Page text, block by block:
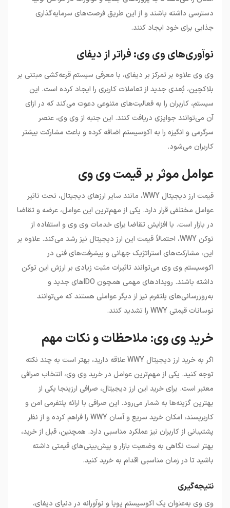
دسترسی داشته باشند و از این طریق فرصت‌های سرمایه‌گذاری
جذابی برای خود ایجاد کنند.
نوآوری‌های وی وی: فراتر از دیفای
وی وی علاوه بر تمرکز بر دیفای، با معرفی سیستم قرعه‌کشی مبتنی بر
بلاکچین، بُعدی جدید از تعاملات کاربری را ایجاد کرده است. این
سیستم، کاربران را به فعالیت‌های متنوعی دعوت می‌کند که در ازای
آن می‌توانند جوایزی دریافت کنند. این جنبه از وی وی، عنصر
سرگرمی و انگیزه را به اکوسیستم اضافه کرده و باعث مشارکت بیشتر
کاربران می‌شود.
عوامل موثر بر قیمت وی وی
قیمت ارز دیجیتال WWY، مانند سایر ارزهای دیجیتال، تحت تاثیر
عوامل مختلفی قرار دارد. یکی از مهم‌ترین این عوامل، عرضه و تقاضا
در بازار است. با افزایش تقاضا برای خدمات وی وی و استفاده از
توکن WWY، احتمالاً قیمت این ارز دیجیتال نیز رشد می‌کند. علاوه بر
این، مشارکت‌های استراتژیک جهانی و پیشرفت‌های فنی در
اکوسیستم وی وی می‌توانند تاثیرات مثبت زیادی بر ارزش این توکن
داشته باشند. رویدادهای مهمی همچون IDOهای جدید و
به‌روزرسانی‌های پلتفرم نیز از دیگر عواملی هستند که می‌توانند
نوسانات قیمتی WWY را تشدید کنند.
خرید وی وی: ملاحظات و نکات مهم
اگر به خرید ارز دیجیتال WWY علاقه دارید، بهتر است به چند نکته
توجه کنید. یکی از مهم‌ترین عوامل در خرید وی وی، انتخاب صرافی
معتبر است. برای خرید این ارز دیجیتال، صرافی ارزینجا یکی از
بهترین گزینه‌ها به شمار می‌رود. این صرافی با ارائه پلتفرمی امن و
کاربرپسند، امکان خرید سریع و آسان WWY را فراهم کرده و از نظر
پشتیبانی از کاربران نیز عملکرد مناسبی دارد. همچنین، قبل از خرید،
بهتر است نگاهی به وضعیت بازار و پیش‌بینی‌های قیمتی داشته
باشید تا در زمان مناسبی اقدام به خرید کنید.
نتیجه‌گیری
وی وی به‌عنوان یک اکوسیستم پویا و نوآورانه در دنیای دیفای،